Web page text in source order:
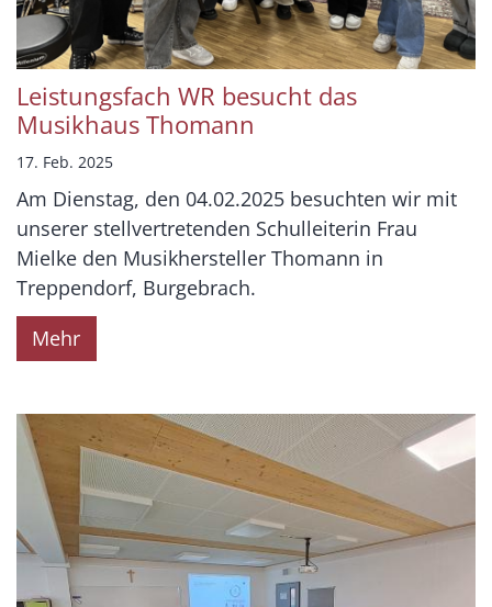
Leistungsfach WR besucht das
Musikhaus Thomann
17. Feb. 2025
Am Dienstag, den 04.02.2025 besuchten wir mit
unserer stellvertretenden Schulleiterin Frau
Mielke den Musikhersteller Thomann in
Treppendorf, Burgebrach.
Mehr